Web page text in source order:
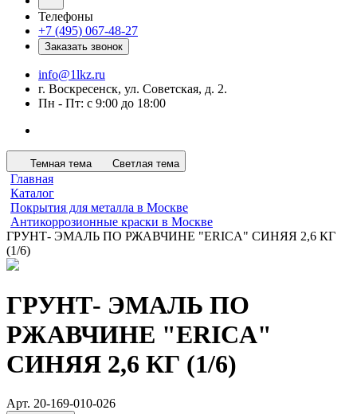
Телефоны
+7 (495) 067-48-27
Заказать звонок
info@1lkz.ru
г. Воскресенск, ул. Советская, д. 2.
Пн - Пт: с 9:00 до 18:00
Темная тема Светлая тема
Главная
Каталог
Покрытия для металла в Москве
Антикоррозионные краски в Москве
ГРУНТ- ЭМАЛЬ ПО РЖАВЧИНЕ "ERICA" СИНЯЯ 2,6 КГ
(1/6)
ГРУНТ- ЭМАЛЬ ПО
РЖАВЧИНЕ "ERICA"
СИНЯЯ 2,6 КГ (1/6)
Арт. 20-169-010-026